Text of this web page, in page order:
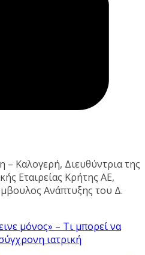
Καλογερή, Διευθύντρια της
Εταιρείας Κρήτης ΑΕ,
Ανάπτυξης του Δ.